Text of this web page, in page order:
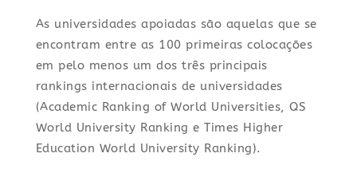
As universidades apoiadas são aquelas que se
encontram entre as 100 primeiras colocações
em pelo menos um dos três principais
rankings internacionais de universidades
(Academic Ranking of World Universities, QS
World University Ranking e Times Higher
Education World University Ranking).